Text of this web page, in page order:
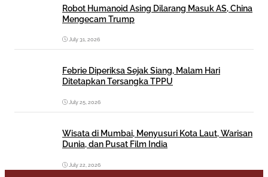
Robot Humanoid Asing Dilarang Masuk AS, China
Mengecam Trump
July 31, 2026
Febrie Diperiksa Sejak Siang, Malam Hari
Ditetapkan Tersangka TPPU
July 25, 2026
Wisata di Mumbai, Menyusuri Kota Laut, Warisan
Dunia, dan Pusat Film India
July 22, 2026